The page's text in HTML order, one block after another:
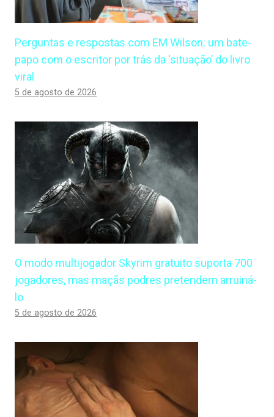
Perguntas e respostas com EM Wilson: um bate-
papo com o escritor por trás da ‘situação’ do livro
viral
5 de agosto de 2026
O modo multijogador Skyrim gratuito suporta 700
jogadores, mas maçãs podres pretendem arruiná-
lo
5 de agosto de 2026